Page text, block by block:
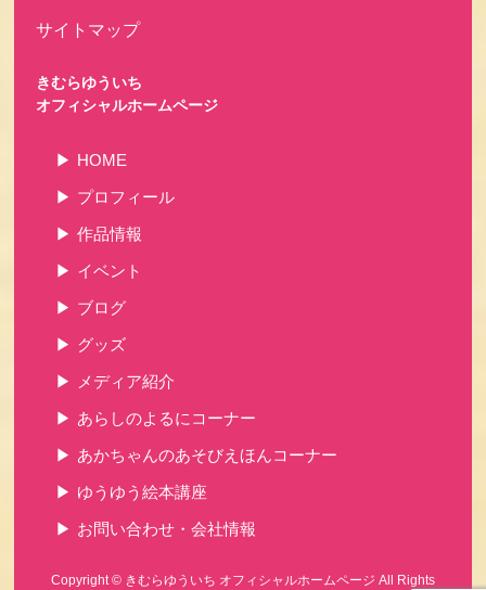
サイトマップ
きむらゆういち
オフィシャルホームページ
HOME
プロフィール
作品情報
イベント
ブログ
グッズ
メディア紹介
あらしのよるにコーナー
あかちゃんのあそびえほんコーナー
ゆうゆう絵本講座
お問い合わせ・会社情報
Copyright © きむらゆういち オフィシャルホームページ All Rights